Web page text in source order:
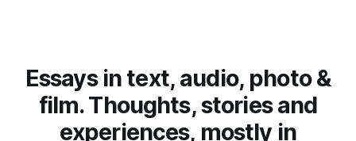
Essays in text, audio, photo &
film. Thoughts, stories and
experiences, mostly in